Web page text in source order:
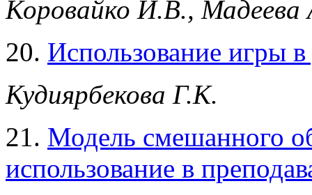
Коровайко И.В., Мадеева
20. Использование игры
Кудиярбекова Г.К.
21. Модель смешанного
использование в